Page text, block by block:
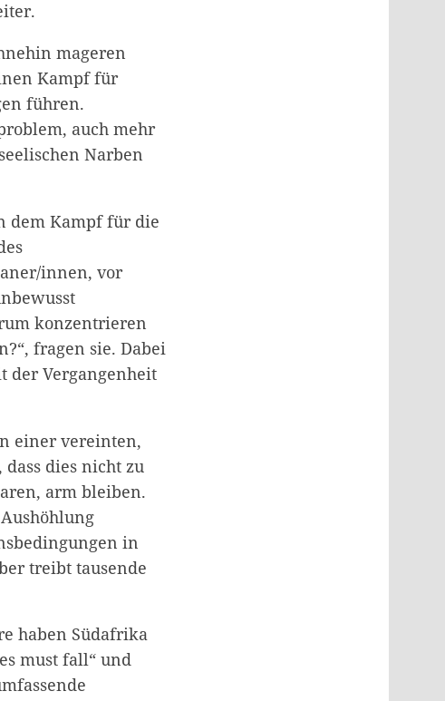
mageren
Kampf für
führen.
auch mehr
Narben
dem Kampf für die
innen, vor
konzentrieren
fragen sie. Dabei
der Vergangenheit
einer vereinten,
dies nicht zu
arm bleiben.
in
treibt tausende
haben Südafrika
must fall“ und